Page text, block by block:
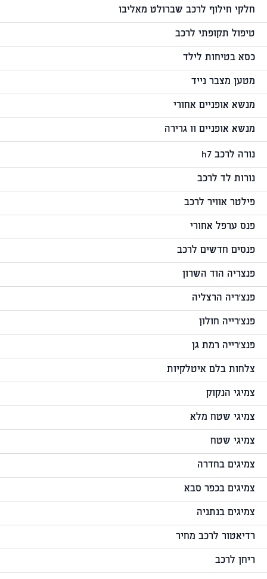
חלקי חילוף לרכב שברולט מאליבו
טיפול תקופתי לרכב
כסא בטיחות לילד
מטען מצבר נייד
מנשא אופניים אחורי
מנשא אופניים וו גרירה
נורה לרכב h7
נורות לד לרכב
פילטר אוויר לרכב
פנס ערפל אחורי
פנסים חדשים לרכב
פנצריה הוד השרון
פנצ'ריה הרצליה
פנצ'רייה חולון
פנצ'רייה רמת גן
צלחות בלם איטלקיות
צמיגי הנקוק
צמיגי שטח מלא
צמיגי שטח
צמיגים בחדרה
צמיגים בכפר סבא
צמיגים בנתניה
רדיאטור לרכב מחיר
ריחן לרכב